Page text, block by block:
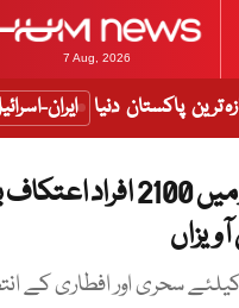
7 Aug, 2026
ترین پاکستان دنیا ایران-
داتا دربار میں 2100
سحری اور افطاری کے